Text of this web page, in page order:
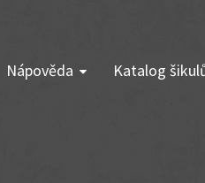
Nápověda Katalog